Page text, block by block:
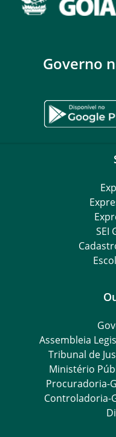
Governo
SEI
Assembleia
Tribunal de
Ministério
Procuradoria-
Controladoria-